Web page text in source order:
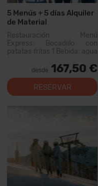
5 Menús + 5 días Alquiler
de Material
Restauración Menú
Express: Bocadillo con
patatas fritas 1 Bebida: agua
incluye vino o aguas
saborizadas) Menú
disponible en los siguientes
restaurantes: Canillo: Xiri El
desde 167,50 €
RESERVAR